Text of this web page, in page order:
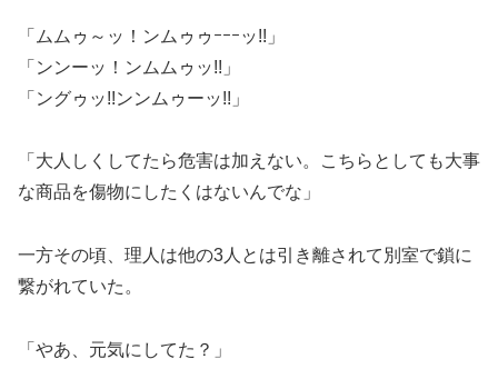
「ムムゥ～ッ！ンムゥゥｰｰｰッ!!」
「ンンーッ！ンムムゥッ!!」
「ングゥッ!!ンンムゥーッ!!」
「大人しくしてたら危害は加えない。こちらとしても大事
な商品を傷物にしたくはないんでな」
一方その頃、理人は他の3人とは引き離されて別室で鎖に
繋がれていた。
「やあ、元気にしてた？」